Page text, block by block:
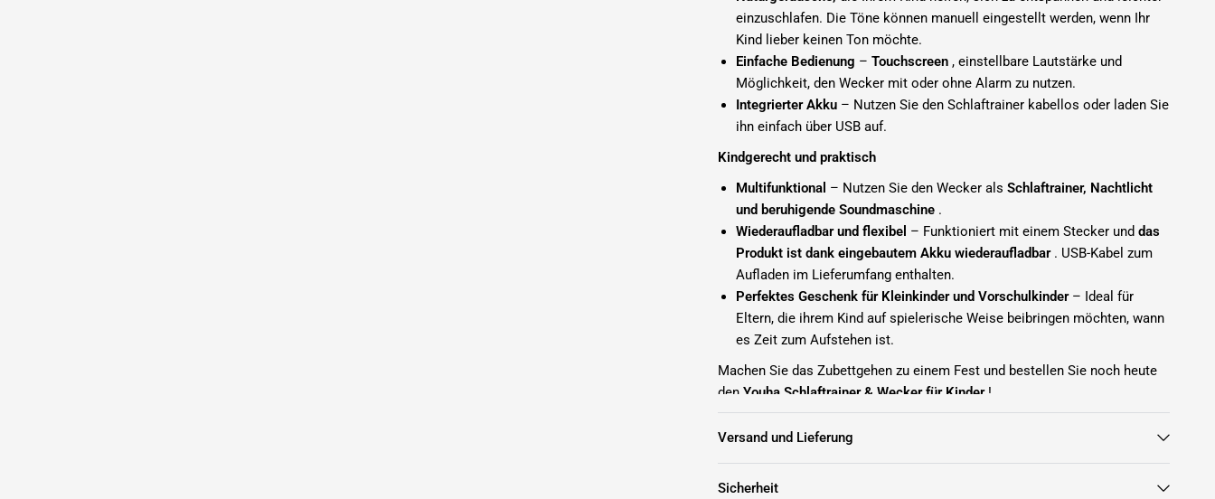
einzuschlafen. Die Töne können manuell eingestellt werden, wenn Ihr
Kind lieber keinen Ton möchte.
Einfache Bedienung – Touchscreen , einstellbare Lautstärke und
Möglichkeit, den Wecker mit oder ohne Alarm zu nutzen.
Integrierter Akku – Nutzen Sie den Schlaftrainer kabellos oder laden Sie
ihn einfach über USB auf.
Kindgerecht und praktisch
Multifunktional – Nutzen Sie den Wecker als Schlaftrainer, Nachtlicht
und beruhigende Soundmaschine .
Wiederaufladbar und flexibel – Funktioniert mit einem Stecker und das
Produkt ist dank eingebautem Akku wiederaufladbar. USB-Kabel zum
Aufladen im Lieferumfang enthalten.
Perfektes Geschenk für Kleinkinder und Vorschulkinder– Ideal für
Eltern, die ihrem Kind auf spielerische Weise beibringen möchten, wann
es Zeit zum Aufstehen ist.
Machen Sie das Zubettgehen zu einem Fest und bestellen Sie noch heute
denYouha Schlaftrainer & Wecker für Kinder!
Über Youha
Babyzubehör. Unsere Produkte werden von unzähligen Müttern weltweit
Versand und Lieferung
Sicherheit